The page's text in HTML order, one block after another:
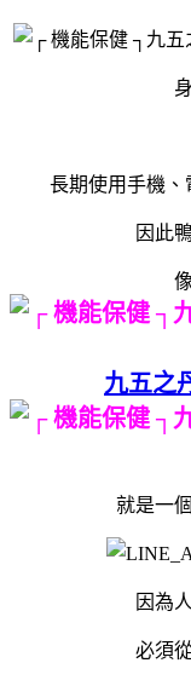
長期使用手機、
因此
九五之
就是一
因為
必須